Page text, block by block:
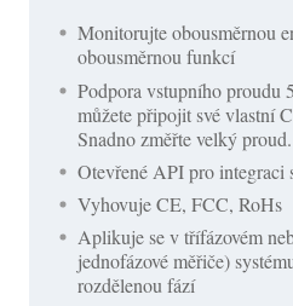
Monitorujte obousměrnou
obousměrnou funkcí
Podpora vstupního proudu
můžete připojit své vlastní
Snadno změřte velký proud.
Otevřené API pro integraci
Vyhovuje CE, FCC, RoHs
Aplikuje se v třífázovém
jednofázové měřiče)
rozdělenou fází